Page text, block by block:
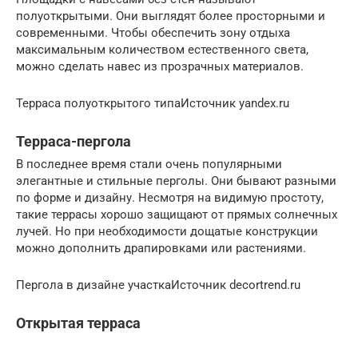
полуоткрытыми. Они выглядят более просторными и
современными. Чтобы обеспечить зону отдыха
максимальным количеством естественного света,
можно сделать навес из прозрачных материалов.
Терраса полуоткрытого типаИсточник yandex.ru
Терраса-пергола
В последнее время стали очень популярными
элегантные и стильные перголы. Они бывают разными
по форме и дизайну. Несмотря на видимую простоту,
такие террасы хорошо защищают от прямых солнечных
лучей. Но при необходимости дощатые конструкции
можно дополнить драпировками или растениями.
Пергола в дизайне участкаИсточник decortrend.ru
Открытая терраса